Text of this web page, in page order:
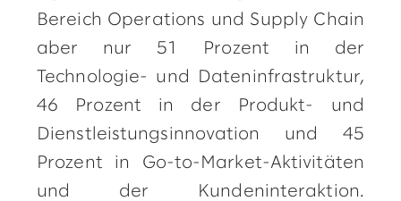
Bereich Operations und Supply Chain
aber nur 51 Prozent in der
Technologie- und Dateninfrastruktur,
46 Prozent in der Produkt- und
Dienstleistungsinnovation und 45
Prozent in Go-to-Market-Aktivitäten
und der Kundeninteraktion.